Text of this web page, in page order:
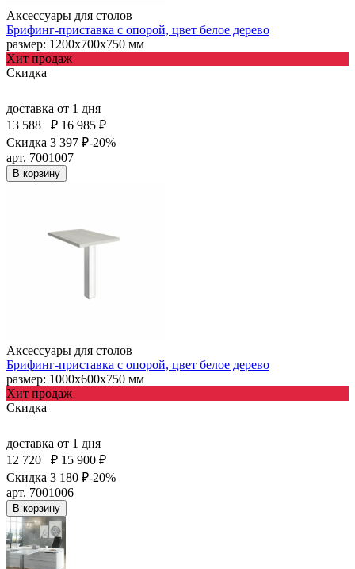
Аксессуары для столов
Брифинг-приставка с опорой, цвет белое дерево
размер: 1200х700х750 мм
Хит продаж
Скидка
доставка от 1 дня
13 588
₽ 16 985 ₽
Скидка 3 397 ₽-20%
арт. 7001007
В корзину
Аксессуары для столов
Брифинг-приставка с опорой, цвет белое дерево
размер: 1000х600х750 мм
Хит продаж
Скидка
доставка от 1 дня
12 720
₽ 15 900 ₽
Скидка 3 180 ₽-20%
арт. 7001006
В корзину